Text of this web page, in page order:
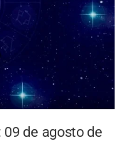
09 de agosto de